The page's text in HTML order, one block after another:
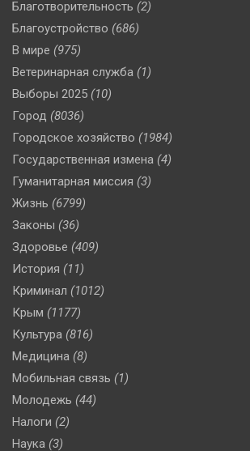
Благотворительность (2)
Благоустройство (686)
В мире (975)
Ветеринарная служба (1)
Выборы 2025 (10)
Город (8036)
Городское хозяйство (1984)
Государственная измена (4)
Гуманитарная миссия (3)
Жизнь (6799)
Законы (36)
Здоровье (409)
История (11)
Криминал (1012)
Крым (1177)
Культура (816)
Медицина (8)
Мобильная связь (1)
Молодежь (44)
Налоги (2)
Наука (3)